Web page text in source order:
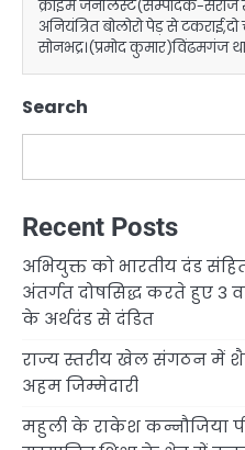
क्राइम जर्नलिस्ट(सम्पादक-सेराज
अनियंत्रित बोलोरो पेड़ से
सोनभद्र।(प्रमोद कुमार)विंढमगंज
Search
Recent Posts
अभियुक्त को भारतीय दंड
अंतर्गत दोषसिद्ध करते हुए 3
के अर्थदंड से दंडित
राज्य स्तरीय खेल संगठन में
अहम जिम्मेदारी
महुली के राकेश कन्नौजिया